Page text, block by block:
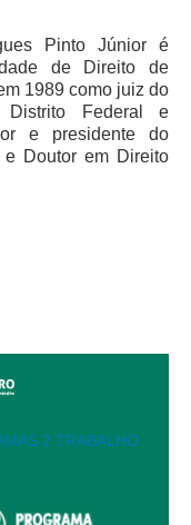
e Diversidade
Documental
de Pessoas
Pinto Júnior é
de Direito de
1989 como juiz do
Federal e
e presidente do
Doutor em Direito